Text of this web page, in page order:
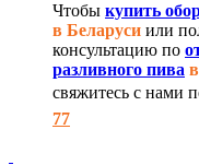
Чтобы купить
в Беларуси или
консультацию по
разливного пива
свяжитесь с нами
77